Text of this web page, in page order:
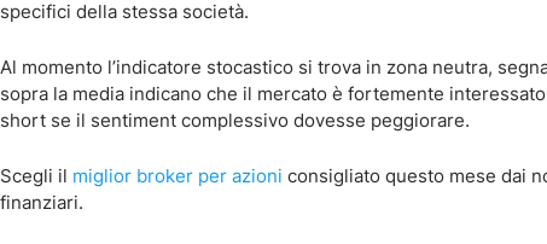
specifici della stessa società.
Al momento l’indicatore stocastico si trova in zona neutra,
sopra la media indicano che il mercato è fortemente
short se il sentiment complessivo dovesse peggiorare.
Scegli il miglior broker per azioni consigliato questo mese dai
finanziari.